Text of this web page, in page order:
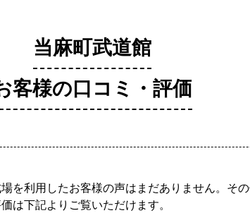
当麻町武道館
客様の口コミ・評価
を利用したお客様の声はまだありません。そ
は下記よりご覧いただけます。